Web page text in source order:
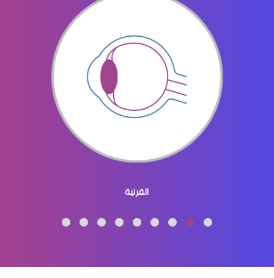
جراحة تجميل العينين
جراحة تجميل العيون والجفون
القرنية